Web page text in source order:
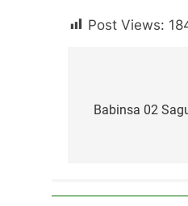
Post Views:
pos
Babinsa 02